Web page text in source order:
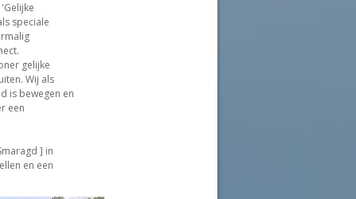
speciale
gelijke
Wij als
is bewegen en
een
] in
en een